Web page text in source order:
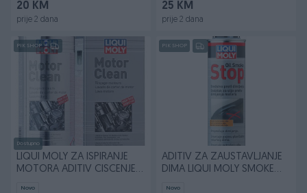
20 KM
prije 2 dana
25 KM
prije 2 dana
PIK SHOP
Dostupno
LIQUI MOLY ZA ISPIRANJE
MOTORA ADITIV CISCENJE
Novo
PIK SHOP
ADITIV ZA ZAUSTAVLJANJE
DIMA LIQUI MOLY SMOKE
Novo